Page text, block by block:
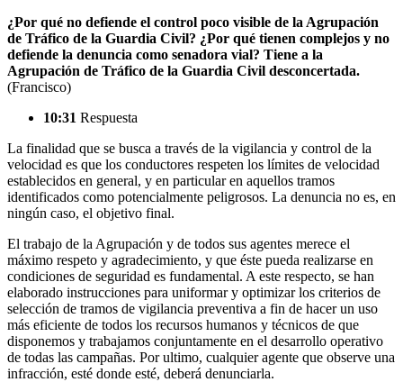
¿Por qué no defiende el control poco visible de la Agrupación
de Tráfico de la Guardia Civil? ¿Por qué tienen complejos y no
defiende la denuncia como senadora vial? Tiene a la
Agrupación de Tráfico de la Guardia Civil desconcertada.
(Francisco)
10:31 Respuesta
La finalidad que se busca a través de la vigilancia y control de la
velocidad es que los conductores respeten los límites de velocidad
establecidos en general, y en particular en aquellos tramos
identificados como potencialmente peligrosos. La denuncia no es, en
ningún caso, el objetivo final.
El trabajo de la Agrupación y de todos sus agentes merece el
máximo respeto y agradecimiento, y que éste pueda realizarse en
condiciones de seguridad es fundamental. A este respecto, se han
elaborado instrucciones para uniformar y optimizar los criterios de
selección de tramos de vigilancia preventiva a fin de hacer un uso
más eficiente de todos los recursos humanos y técnicos de que
disponemos y trabajamos conjuntamente en el desarrollo operativo
de todas las campañas. Por ultimo, cualquier agente que observe una
infracción, esté donde esté, deberá denunciarla.